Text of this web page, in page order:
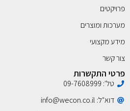
פרויקטים
מערכות ומוצרים
מידע מקצועי
צור קשר
פרטי התקשרות
טל': 09-7608999
דוא"ל: info@wecon.co.il